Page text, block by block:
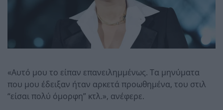
«Αυτό μου το είπαν επανειλημμένως. Τα μηνύματα
που μου έδειξαν ήταν αρκετά προωθημένα, του στιλ
“είσαι πολύ όμορφη” κτλ.», ανέφερε.